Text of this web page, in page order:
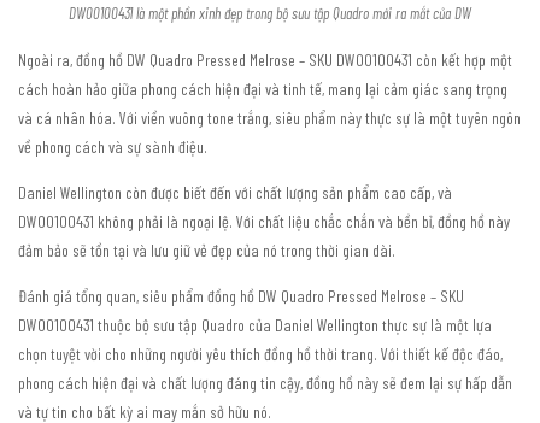
DW00100431 là một phần xinh đẹp trong bộ sưu tập Quadro mới ra mắt của DW
Ngoài ra, đồng hồ DW Quadro Pressed Melrose – SKU DW00100431 còn kết hợp một
cách hoàn hảo giữa phong cách hiện đại và tinh tế, mang lại cảm giác sang trọng
và cá nhân hóa. Với viền vuông tone trắng, siêu phẩm này thực sự là một tuyên ngôn
về phong cách và sự sành điệu.
Daniel Wellington còn được biết đến với chất lượng sản phẩm cao cấp, và
DW00100431 không phải là ngoại lệ. Với chất liệu chắc chắn và bền bỉ, đồng hồ này
đảm bảo sẽ tồn tại và lưu giữ vẻ đẹp của nó trong thời gian dài.
Đánh giá tổng quan, siêu phẩm đồng hồ DW Quadro Pressed Melrose – SKU
DW00100431 thuộc bộ sưu tập Quadro của Daniel Wellington thực sự là một lựa
chọn tuyệt vời cho những người yêu thích đồng hồ thời trang. Với thiết kế độc đáo,
phong cách hiện đại và chất lượng đáng tin cậy, đồng hồ này sẽ đem lại sự hấp dẫn
và tự tin cho bất kỳ ai may mắn sở hữu nó.